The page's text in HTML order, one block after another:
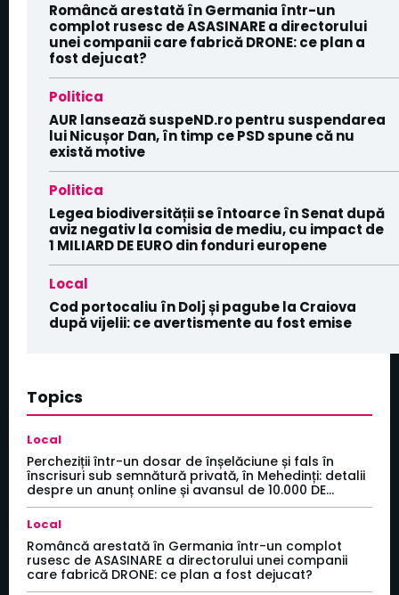
Româncă arestată în Germania într-un
complot rusesc de ASASINARE a directorului
unei companii care fabrică DRONE: ce plan a
fost dejucat?
Politica
AUR lansează suspeND.ro pentru suspendarea
lui Nicușor Dan, în timp ce PSD spune că nu
există motive
Politica
Legea biodiversității se întoarce în Senat după
aviz negativ la comisia de mediu, cu impact de
1 MILIARD DE EURO din fonduri europene
Local
Cod portocaliu în Dolj și pagube la Craiova
după vijelii: ce avertismente au fost emise
Topics
Local
Percheziții într-un dosar de înșelăciune și fals în
înscrisuri sub semnătură privată, în Mehedinți: detalii
despre un anunț online și avansul de 10.000 DE...
Local
Româncă arestată în Germania într-un complot
rusesc de ASASINARE a directorului unei companii
care fabrică DRONE: ce plan a fost dejucat?